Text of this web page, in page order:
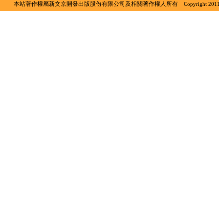
本站著作權屬新文京開發出版股份有限公司及相關著作權人所有
Copyright